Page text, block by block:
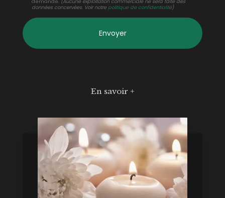
demande. (Aucune exploitation commerciale ne sera faite des
données concervées. Voir notre politique de confidentialité)
En savoir +